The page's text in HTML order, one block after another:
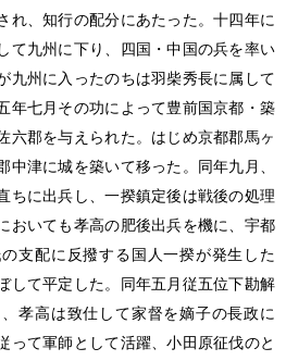
れ、知行の配分にあたった。十四年に
て九州に下り、四国・中国の兵を率い
九州に入ったのちは羽柴秀長に属して
年七月その功によって豊前国京都・築
六郡を与えられた。はじめ京都郡馬ヶ
中津に城を築いて移った。同年九月、
ちに出兵し、一揆鎮定後は戦後の処理
おいても孝高の肥後出兵を機に、宇都
支配に反撥する国人一揆が発生した
して平定した。同年五月従五位下勘解
孝高は致仕して家督を嫡子の長政に
って軍師として活躍、小田原征伐のと